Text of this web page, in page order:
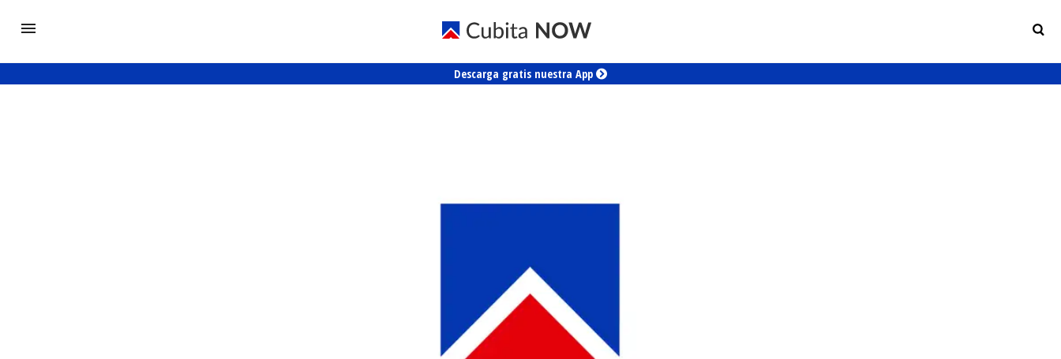
Descarga gratis nuestra App